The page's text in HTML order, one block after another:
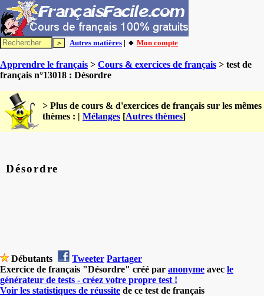
Autres matières | 🔸 Mon compte
Apprendre le français > Cours & exercices de français > test de
français n°13018 : Désordre
> Plus de cours & d'exercices de français sur les mêmes
thèmes : | Mélanges [Autres thèmes]
Désordre
Débutants Tweeter Partager
Exercice de français "Désordre" créé par anonyme avec le
générateur de tests - créez votre propre test !
Voir les statistiques de réussite de ce test de français